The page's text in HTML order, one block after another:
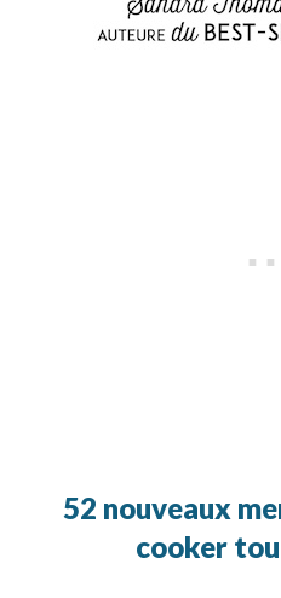
52 nouveaux
cooker